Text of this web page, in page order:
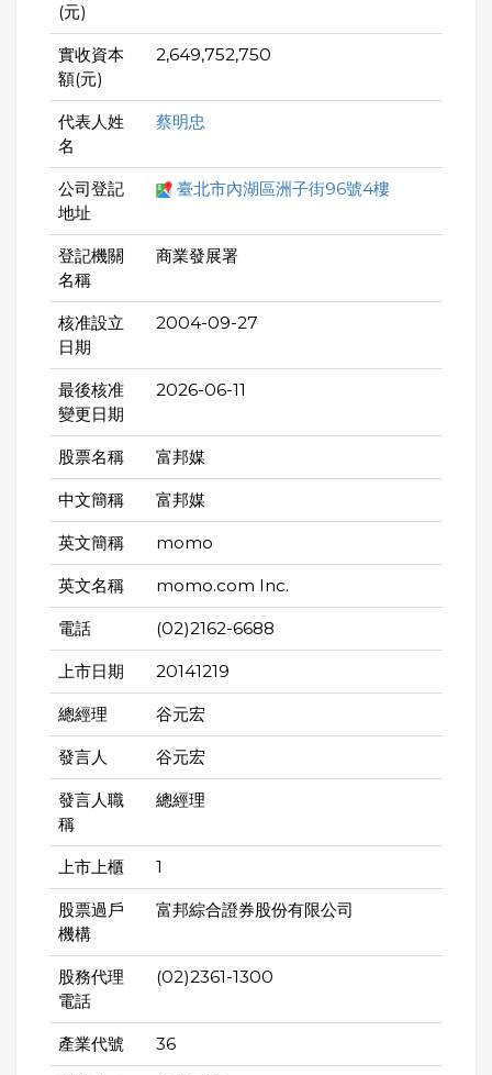
(元)
實收資本
額(元)
2,649,752,750
代表人姓
名
蔡明忠
公司登記
地址
臺北市內湖區洲子街96號4樓
登記機關
名稱
商業發展署
核准設立
日期
2004-09-27
最後核准
變更日期
2026-06-11
股票名稱 富邦媒
中文簡稱 富邦媒
英文簡稱 momo
英文名稱 momo.com Inc.
電話 (02)2162-6688
上市日期 20141219
總經理 谷元宏
發言人 谷元宏
發言人職
稱
總經理
上市上櫃 1
股票過戶
機構
富邦綜合證券股份有限公司
股務代理
電話
(02)2361-1300
產業代號 36